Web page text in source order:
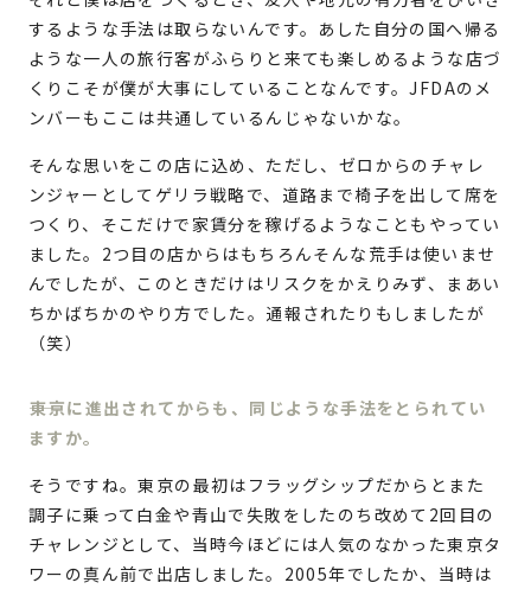
するような手法は取らないんです。あした自分の国へ帰る
ような一人の旅行客がふらりと来ても楽しめるような店づ
くりこそが僕が大事にしていることなんです。JFDAのメ
ンバーもここは共通しているんじゃないかな。
そんな思いをこの店に込め、ただし、ゼロからのチャレ
ンジャーとしてゲリラ戦略で、道路まで椅子を出して席を
つくり、そこだけで家賃分を稼げるようなこともやってい
ました。2つ目の店からはもちろんそんな荒手は使いませ
んでしたが、このときだけはリスクをかえりみず、まあい
ちかばちかのやり方でした。通報されたりもしましたが
（笑）
東京に進出されてからも、同じような手法をとられてい
ますか。
そうですね。東京の最初はフラッグシップだからとまた
調子に乗って白金や青山で失敗をしたのち改めて2回目の
チャレンジとして、当時今ほどには人気のなかった東京タ
ワーの真ん前で出店しました。2005年でしたか、当時は